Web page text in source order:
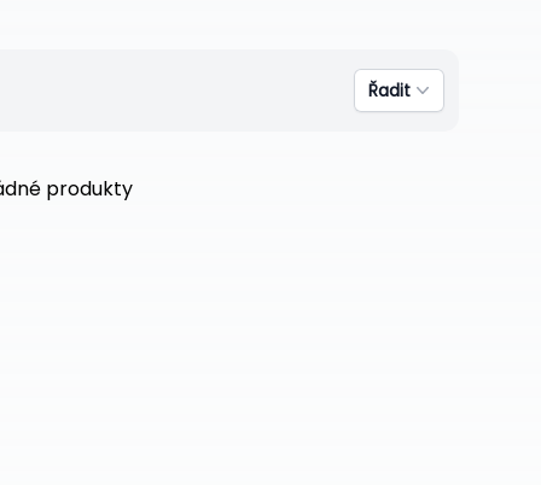
Řadit
produkty